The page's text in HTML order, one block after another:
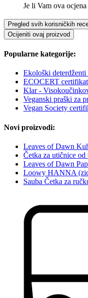
Je li Vam ova
Pregled svih korisničkih
Ocijeniti ovaj proizvod
Popularne kategorije:
Ekološki
ECOCERT certifikat
Klar -
Veganski praški za
Vegan Society
Novi proizvodi:
Leaves of Dawn
Četka za utičnice
Leaves of Dawn
Loowy HANNA
Sauba Četka za